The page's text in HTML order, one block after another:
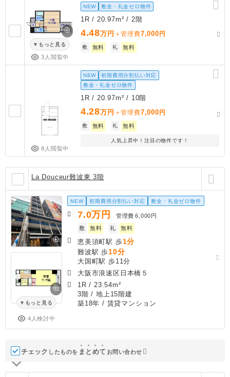
もっと見る
3人閲覧中
NEW 敷金・礼金ゼロ物件
1R / 20.97m² / 2階
4.48万円 ＋管理費7,000 円
敷 無料 礼 無料
8人閲覧中
NEW
初期費用分割払い対応
敷金・礼金ゼロ物件
1R / 20.97m² / 10階
4.28万円 ＋管理費7,000 円
敷 無料 礼 無料
人気上昇中！注目の物件です！
La Douceur難波東 3階
もっと見る
4人検討中
NEW 初期費用分割払い対応 敷金・礼金ゼロ物件
7.0万円 管理費 6,000円
敷
無料 礼 無料
恵美須町駅 歩1分
難波駅 歩10分
大国町駅 歩11分
大阪市浪速区日本橋５
1R / 23.54m²
3階 / 地上15階建
築18年 / 賃貸マンション
チェック したものを ま と めて お問い合わせ